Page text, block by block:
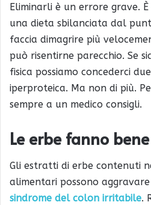
Eliminarli è un errore grave.
una dieta sbilanciata dal
faccia dimagrire più
può risentirne parecchio. Se
fisica possiamo concederci
iperproteica. Ma non di più.
sempre a un medico consigli.
Le erbe fanno bene
Gli estratti di erbe contenuti
alimentari possono
sindrome del colon irritabile.